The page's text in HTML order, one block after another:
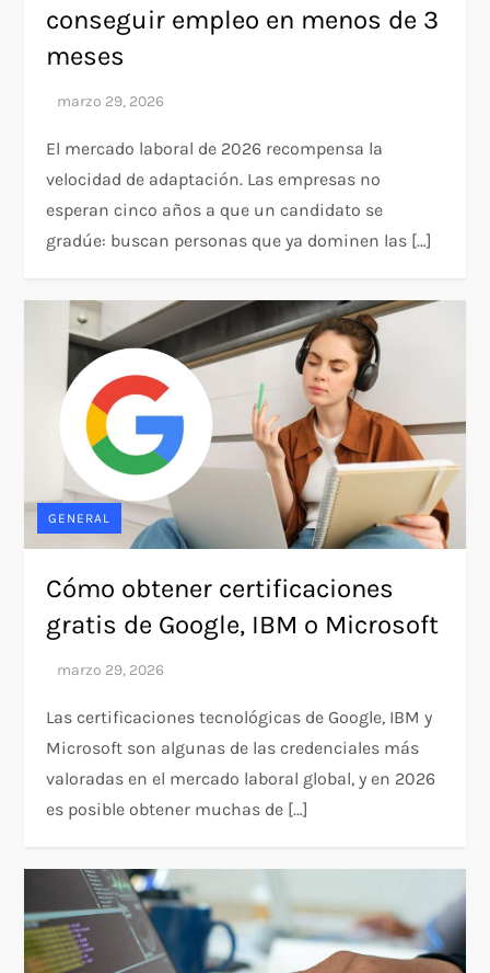
conseguir empleo en menos de 3
meses
El mercado laboral de 2026 recompensa la
velocidad de adaptación. Las empresas no
esperan cinco años a que un candidato se
gradúe: buscan personas que ya dominen las […]
GENERAL
Cómo obtener certificaciones
gratis de Google, IBM o Microsoft
Las certificaciones tecnológicas de Google, IBM y
Microsoft son algunas de las credenciales más
valoradas en el mercado laboral global, y en 2026
es posible obtener muchas de […]